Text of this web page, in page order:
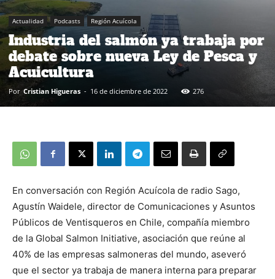
Actualidad Podcasts Región Acuícola
Industria del salmón ya trabaja por
debate sobre nueva Ley de Pesca y
Acuicultura
Por Cristian Higueras - 16 de diciembre de 2022 276
En conversación con Región Acuícola de radio Sago,
Agustín Waidele, director de Comunicaciones y Asuntos
Públicos de Ventisqueros en Chile, compañía miembro
de la Global Salmon Initiative, asociación que reúne al
40% de las empresas salmoneras del mundo, aseveró
que el sector ya trabaja de manera interna para preparar